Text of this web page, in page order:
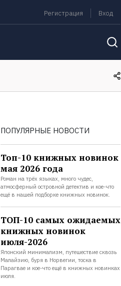
Регистрация Вход
ПОПУЛЯРНЫЕ НОВОСТИ
Топ-10 книжных новинок
мая 2026 года
Роман на трёх языках, много чудес,
атмосферный островной детектив и кое-что
ещё в нашей подборке книжных новинок.
ТОП-10 самых ожидаемых
книжных новинок
июля-2026
Японский минимализм, путешествие сквозь
Малайзию, буря в Норвегии, тоска в
Парагвае и кое-что ещё в книжных новинках
июля.